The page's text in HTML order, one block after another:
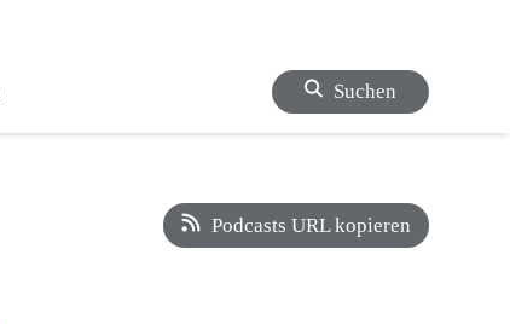
Suchen
Podcasts URL kopieren